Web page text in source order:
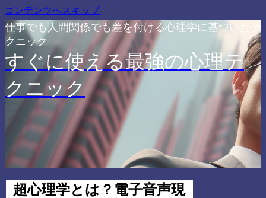
コンテンツへスキップ
仕事でも人間関係でも差を付ける心理学に基づいたテ
クニック
すぐに使える最強の心理テ
クニック
超心理学とは？電子音声現